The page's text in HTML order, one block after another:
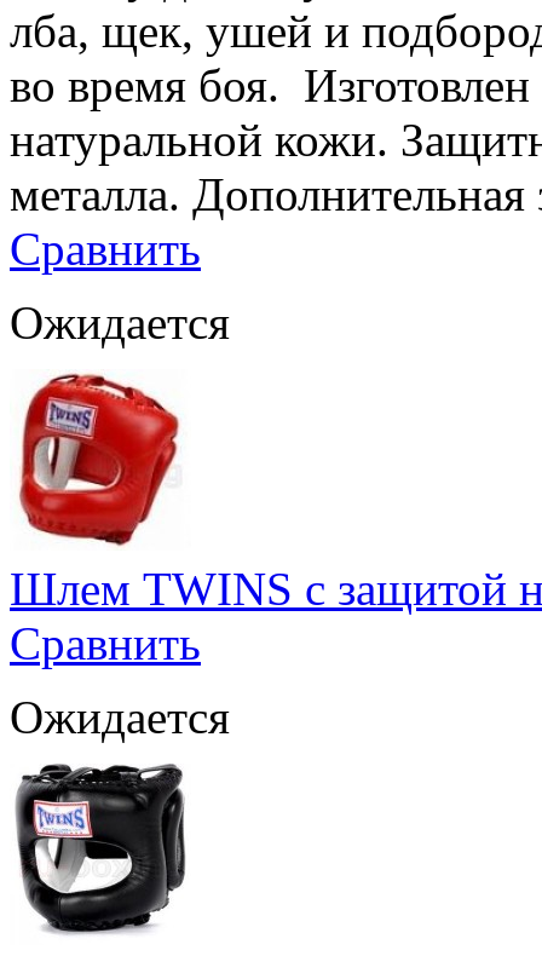
лба, щек, ушей и
во время боя.
натуральной кожи.
металла.
Сравнить
Ожидается
Шлем TWINS с защитой
Сравнить
Ожидается